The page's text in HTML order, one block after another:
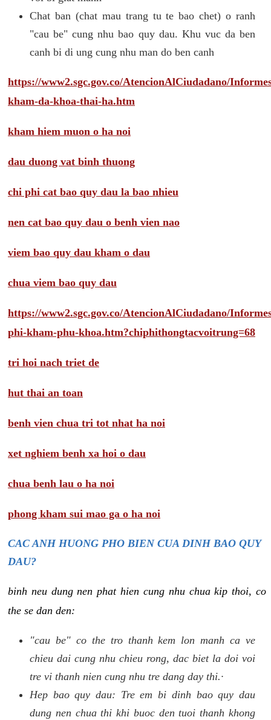
Chat ban (chat mau trang tu te bao chet) o ranh
"cau be" cung nhu bao quy dau. Khu vuc da ben
canh bi di ung cung nhu man do ben canh
https://www2.sgc.gov.co/AtencionAlCiudadano/
kham-da-khoa-thai-ha.htm
kham hiem muon o ha noi
dau duong vat binh thuong
chi phi cat bao quy dau la bao nhieu
nen cat bao quy dau o benh vien nao
viem bao quy dau kham o dau
chua viem bao quy dau
https://www2.sgc.gov.co/AtencionAlCiudadano/
phi-kham-phu-khoa.htm?chiphithongtacvoitrung=68
tri hoi nach triet de
hut thai an toan
benh vien chua tri tot nhat ha noi
xet nghiem benh xa hoi o dau
chua benh lau o ha noi
phong kham sui mao ga o ha noi
CAC ANH HUONG PHO BIEN CUA DINH BAO QUY
DAU?
binh neu dung nen phat hien cung nhu chua kip thoi, co
the se dan den:
"cau be" co the tro thanh kem lon manh ca ve
chieu dai cung nhu chieu rong, dac biet la doi voi
tre vi thanh nien cung nhu tre dang day thi.·
Hep bao quy dau: Tre em bi dinh bao quy dau
dung nen chua thi khi buoc den tuoi thanh khong